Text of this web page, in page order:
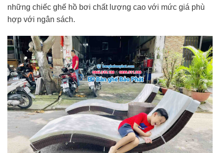
những chiếc ghế hồ bơi chất lượng cao với mức giá phù
hợp với ngân sách.